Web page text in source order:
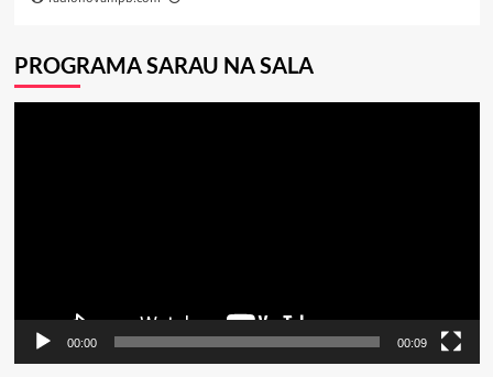
PROGRAMA SARAU NA SALA
00:00 00:09